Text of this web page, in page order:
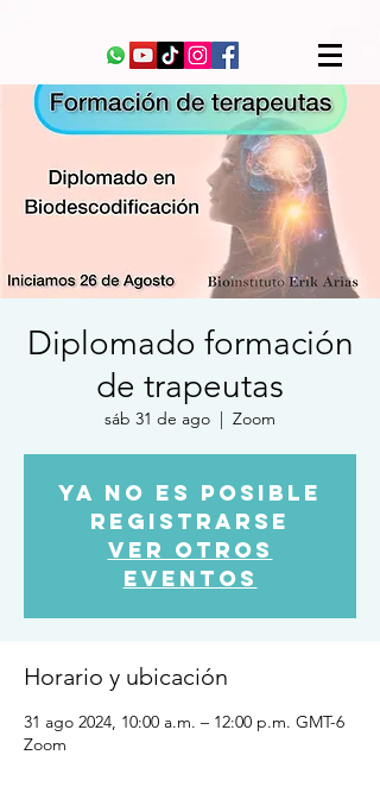
Diplomado formación
de trapeutas
sáb 31 de ago
  |
Zoom
Ya no es posible
registrarse
Ver otros
eventos
Horario y ubicación
31 ago 2024, 10:00 a.m. – 12:00 p.m. GMT-6
Zoom